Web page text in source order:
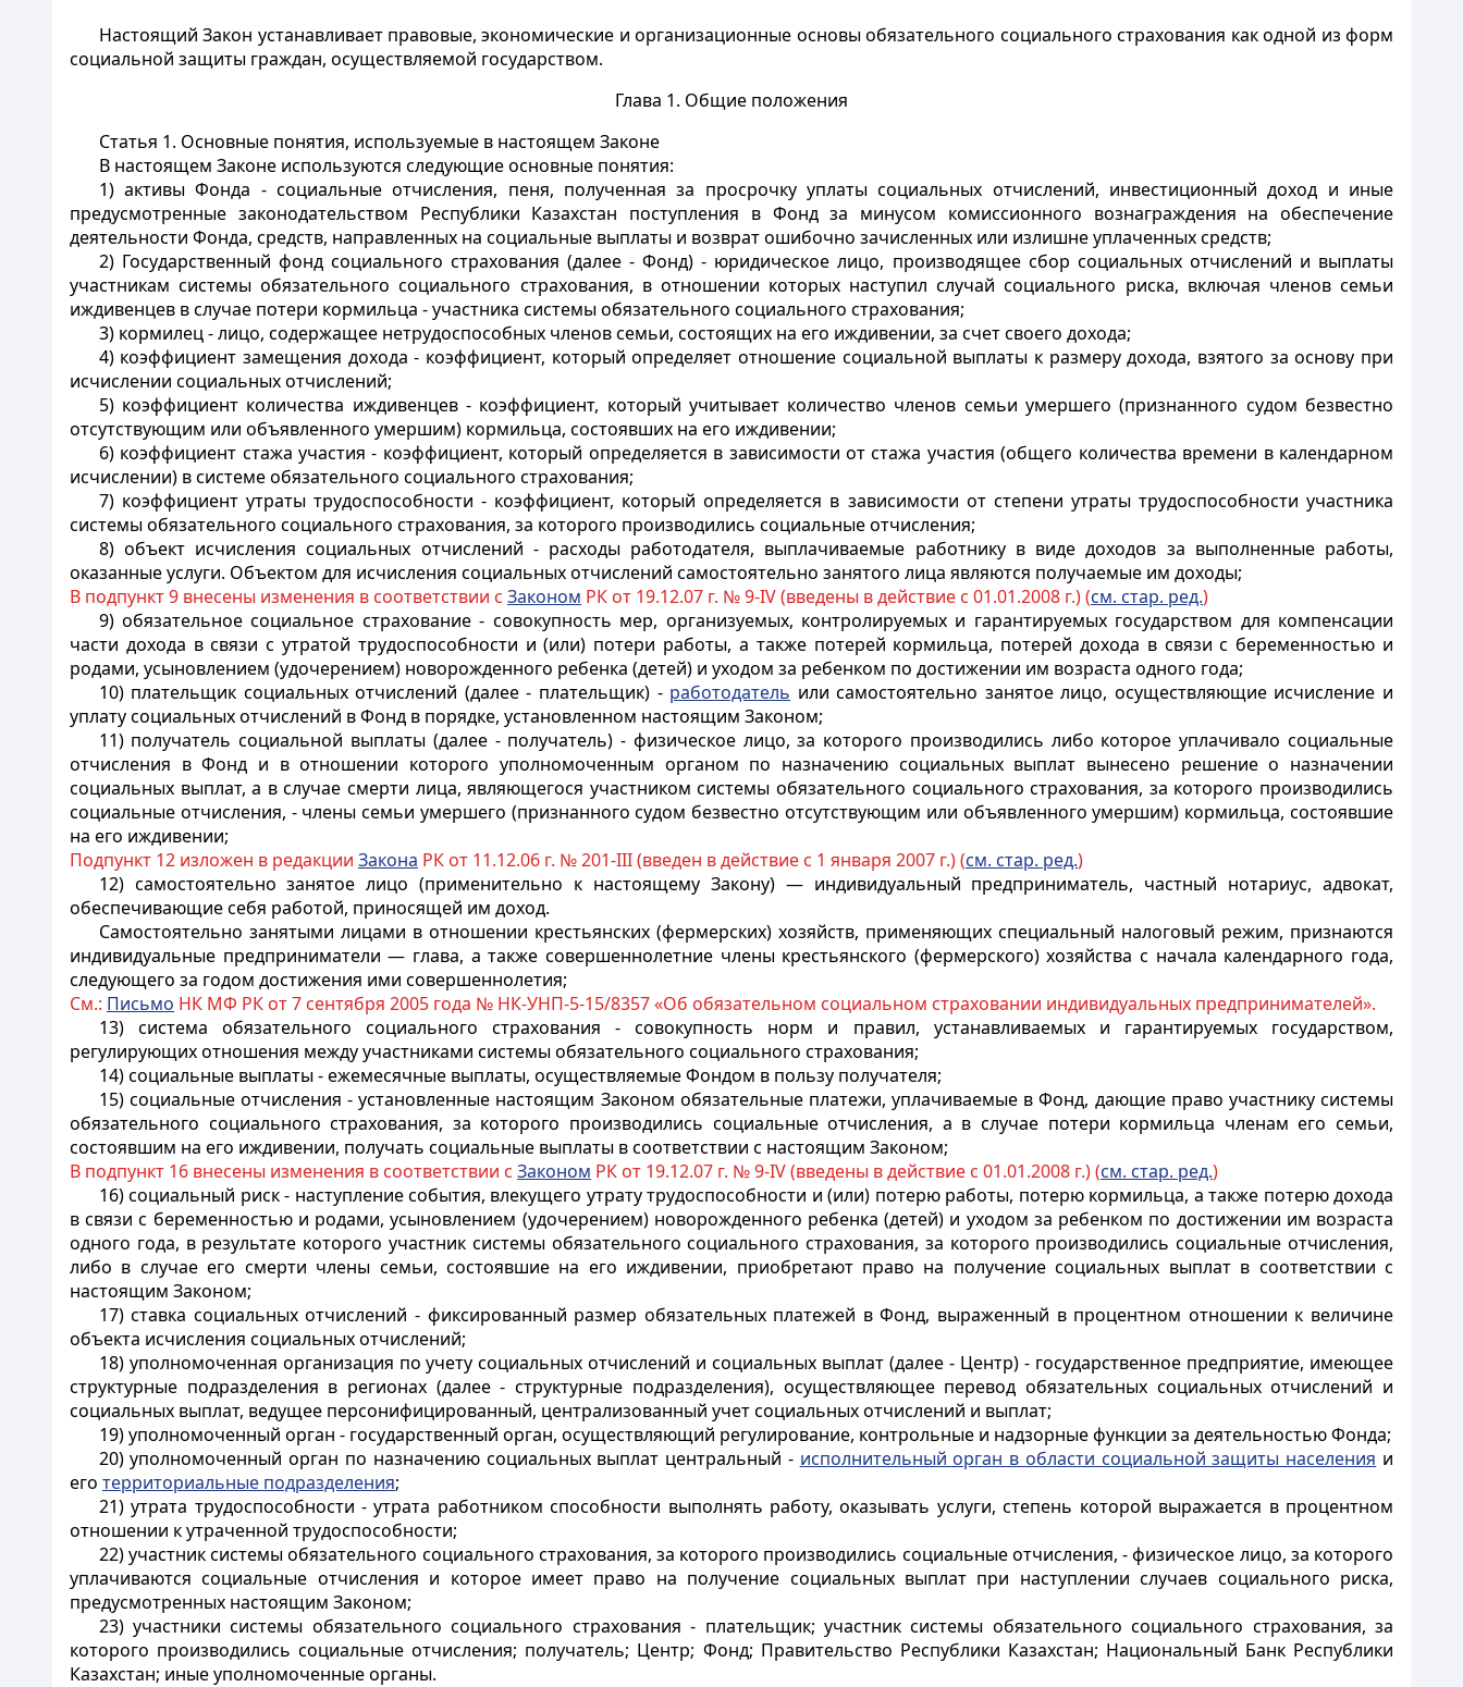
Настоящий Закон устанавливает правовые, экономические и организационные основы обязательного социального страхования как одной из форм
социальной защиты граждан, осуществляемой государством.
Глава 1. Общие положения
Статья 1. Основные понятия, используемые в настоящем Законе
В настоящем Законе используются следующие основные понятия:
1) активы Фонда - социальные отчисления, пеня, полученная за просрочку уплаты социальных отчислений, инвестиционный доход и иные
предусмотренные законодательством Республики Казахстан поступления в Фонд за минусом комиссионного вознаграждения на обеспечение
деятельности Фонда, средств, направленных на социальные выплаты и возврат ошибочно зачисленных или излишне уплаченных средств;
2) Государственный фонд социального страхования (далее - Фонд) - юридическое лицо, производящее сбор социальных отчислений и выплаты
участникам системы обязательного социального страхования, в отношении которых наступил случай социального риска, включая членов семьи
иждивенцев в случае потери кормильца - участника системы обязательного социального страхования;
3) кормилец - лицо, содержащее нетрудоспособных членов семьи, состоящих на его иждивении, за счет своего дохода;
4) коэффициент замещения дохода - коэффициент, который определяет отношение социальной выплаты к размеру дохода, взятого за основу при
исчислении социальных отчислений;
5) коэффициент количества иждивенцев - коэффициент, который учитывает количество членов семьи умершего (признанного судом безвестно
отсутствующим или объявленного умершим) кормильца, состоявших на его иждивении;
6) коэффициент стажа участия - коэффициент, который определяется в зависимости от стажа участия (общего количества времени в календарном
исчислении) в системе обязательного социального страхования;
7) коэффициент утраты трудоспособности - коэффициент, который определяется в зависимости от степени утраты трудоспособности участника
системы обязательного социального страхования, за которого производились социальные отчисления;
8) объект исчисления социальных отчислений - расходы работодателя, выплачиваемые работнику в виде доходов за выполненные работы,
оказанные услуги. Объектом для исчисления социальных отчислений самостоятельно занятого лица являются получаемые им доходы;
В подпункт 9 внесены изменения в соответствии с Законом РК от 19.12.07 г. № 9-IV (введены в действие с 01.01.2008 г.) (см. стар. ред.)
9) обязательное социальное страхование - совокупность мер, организуемых, контролируемых и гарантируемых государством для компенсации
части дохода в связи с утратой трудоспособности и (или) потери работы, а также потерей кормильца, потерей дохода в связи с беременностью и
родами, усыновлением (удочерением) новорожденного ребенка (детей) и уходом за ребенком по достижении им возраста одного года;
10) плательщик социальных отчислений (далее - плательщик) - работодатель или самостоятельно занятое лицо, осуществляющие исчисление и
уплату социальных отчислений в Фонд в порядке, установленном настоящим Законом;
11) получатель социальной выплаты (далее - получатель) - физическое лицо, за которого производились либо которое уплачивало социальные
отчисления в Фонд и в отношении которого уполномоченным органом по назначению социальных выплат вынесено решение о назначении
социальных выплат, а в случае смерти лица, являющегося участником системы обязательного социального страхования, за которого производились
социальные отчисления, - члены семьи умершего (признанного судом безвестно отсутствующим или объявленного умершим) кормильца, состоявшие
на его иждивении;
Подпункт 12 изложен в редакции Закона РК от 11.12.06 г. № 201-III (введен в действие с 1 января 2007 г.) (см. стар. ред.)
12) самостоятельно занятое лицо (применительно к настоящему Закону) — индивидуальный предприниматель, частный нотариус, адвокат,
обеспечивающие себя работой, приносящей им доход.
Самостоятельно занятыми лицами в отношении крестьянских (фермерских) хозяйств, применяющих специальный налоговый режим, признаются
индивидуальные предприниматели — глава, а также совершеннолетние члены крестьянского (фермерского) хозяйства с начала календарного года,
следующего за годом достижения ими совершеннолетия;
См.: Письмо НК МФ РК от 7 сентября 2005 года № НК-УНП-5-15/8357 «Об обязательном социальном страховании индивидуальных предпринимателей».
13) система обязательного социального страхования - совокупность норм и правил, устанавливаемых и гарантируемых государством,
регулирующих отношения между участниками системы обязательного социального страхования;
14) социальные выплаты - ежемесячные выплаты, осуществляемые Фондом в пользу получателя;
15) социальные отчисления - установленные настоящим Законом обязательные платежи, уплачиваемые в Фонд, дающие право участнику системы
обязательного социального страхования, за которого производились социальные отчисления, а в случае потери кормильца членам его семьи,
состоявшим на его иждивении, получать социальные выплаты в соответствии с настоящим Законом;
В подпункт 16 внесены изменения в соответствии с Законом РК от 19.12.07 г. № 9-IV (введены в действие с 01.01.2008 г.) (см. стар. ред.)
16) социальный риск - наступление события, влекущего утрату трудоспособности и (или) потерю работы, потерю кормильца, а также потерю дохода
в связи с беременностью и родами, усыновлением (удочерением) новорожденного ребенка (детей) и уходом за ребенком по достижении им возраста
одного года, в результате которого участник системы обязательного социального страхования, за которого производились социальные отчисления,
либо в случае его смерти члены семьи, состоявшие на его иждивении, приобретают право на получение социальных выплат в соответствии с
настоящим Законом;
17) ставка социальных отчислений - фиксированный размер обязательных платежей в Фонд, выраженный в процентном отношении к величине
объекта исчисления социальных отчислений;
18) уполномоченная организация по учету социальных отчислений и социальных выплат (далее - Центр) - государственное предприятие, имеющее
структурные подразделения в регионах (далее - структурные подразделения), осуществляющее перевод обязательных социальных отчислений и
социальных выплат, ведущее персонифицированный, централизованный учет социальных отчислений и выплат;
19) уполномоченный орган - государственный орган, осуществляющий регулирование, контрольные и надзорные функции за деятельностью Фонда;
20) уполномоченный орган по назначению социальных выплат центральный - исполнительный орган в области социальной защиты населения и
его территориальные подразделения;
21) утрата трудоспособности - утрата работником способности выполнять работу, оказывать услуги, степень которой выражается в процентном
отношении к утраченной трудоспособности;
22) участник системы обязательного социального страхования, за которого производились социальные отчисления, - физическое лицо, за которого
уплачиваются социальные отчисления и которое имеет право на получение социальных выплат при наступлении случаев социального риска,
предусмотренных настоящим Законом;
23) участники системы обязательного социального страхования - плательщик; участник системы обязательного социального страхования, за
которого производились социальные отчисления; получатель; Центр; Фонд; Правительство Республики Казахстан; Национальный Банк Республики
Казахстан; иные уполномоченные органы.